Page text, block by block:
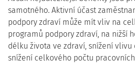
samotného. Aktivní účast
podpory zdraví může mít vliv na
programů podpory zdraví, na nižší
délku života ve zdraví, snížení
snížení celkového počtu